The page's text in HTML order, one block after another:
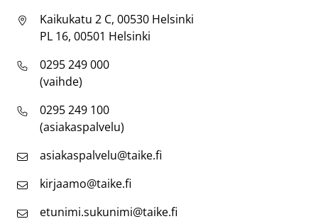
Kaikukatu 2 C, 00530 Helsinki
PL 16, 00501 Helsinki
0295 249 000
(vaihde)
0295 249 100
(asiakaspalvelu)
asiakaspalvelu@taike.fi
kirjaamo@taike.fi
etunimi.sukunimi@taike.fi